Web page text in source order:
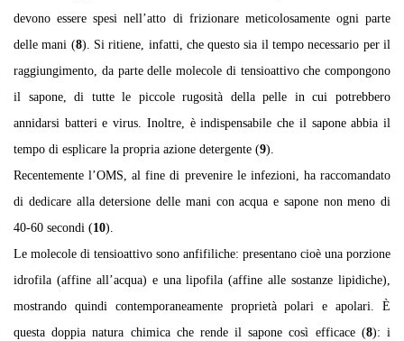
devono essere spesi nell’atto di frizionare meticolosamente ogni parte
delle mani (8). Si ritiene, infatti, che questo sia il tempo necessario per il
raggiungimento, da parte delle molecole di tensioattivo che compongono
il sapone, di tutte le piccole rugosità della pelle in cui potrebbero
annidarsi batteri e virus. Inoltre, è indispensabile che il sapone abbia il
tempo di esplicare la propria azione detergente (9).
Recentemente l’OMS, al fine di prevenire le infezioni, ha raccomandato
di dedicare alla detersione delle mani con acqua e sapone non meno di
40-60 secondi (10).
Le molecole di tensioattivo sono anfifiliche: presentano cioè una porzione
idrofila (affine all’acqua) e una lipofila (affine alle sostanze lipidiche),
mostrando quindi contemporaneamente proprietà polari e apolari. È
questa doppia natura chimica che rende il sapone così efficace (8): i